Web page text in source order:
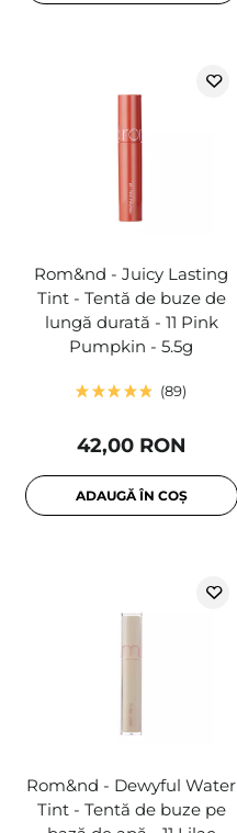
Rom&nd - Juicy Lasting
Tint - Tentă de buze de
lungă durată - 11 Pink
Pumpkin - 5.5g
89
42,00 RON
ADAUGĂ ÎN COȘ
Rom&nd - Dewyful Water
Tint - Tentă de buze pe